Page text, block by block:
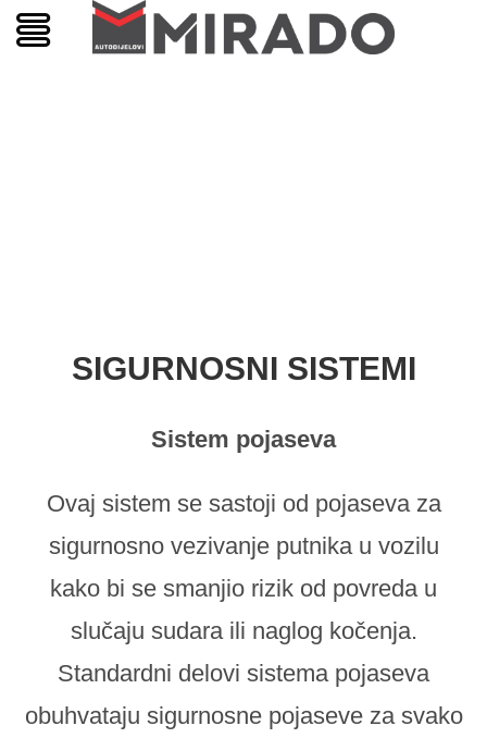
SIGURNOSNI SISTEMI
Sistem pojaseva
Ovaj sistem se sastoji od pojaseva za
sigurnosno vezivanje putnika u vozilu
kako bi se smanjio rizik od povreda u
slučaju sudara ili naglog kočenja.
Standardni delovi sistema pojaseva
obuhvataju sigurnosne pojaseve za svako